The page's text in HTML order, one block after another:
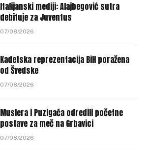
Italijanski mediji: Alajbegović sutra
debituje za Juventus
07/08/2026
Kadetska reprezentacija BiH poražena
od Švedske
07/08/2026
Muslera i Puzigaća odredili početne
postave za meč na Grbavici
07/08/2026